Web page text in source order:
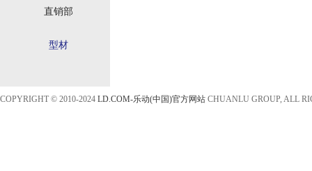
直销部
型材
COPYRIGHT © 2010-2024 LD.COM-乐动(中国)官方网站 CHUANLU GROUP, ALL